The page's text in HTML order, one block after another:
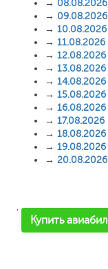
→ 08.08.2026
→ 09.08.2026
→ 10.08.2026
→ 11.08.2026
→ 12.08.2026
→ 13.08.2026
→ 14.08.2026
→ 15.08.2026
→ 16.08.2026
→ 17.08.2026
→ 18.08.2026
→ 19.08.2026
→ 20.08.2026
'
Купить